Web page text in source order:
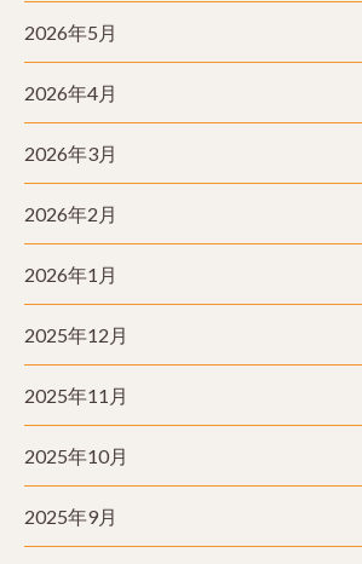
2026年5月
2026年4月
2026年3月
2026年2月
2026年1月
2025年12月
2025年11月
2025年10月
2025年9月